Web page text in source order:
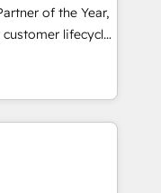
migrations for
Reviews
of the Year,
lifecycle
(AI &
(Paid Media),
three brands. 🔄
Globalia’s